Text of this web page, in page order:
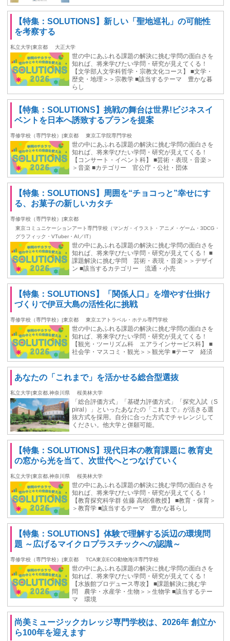
【特集：SOLUTIONS】新しい「聖地巡礼」の可能性
を考察する
私立大学|東京都 大正大学
世の中にあふれる課題の解決に挑む学問の面白さを
知れば、将来学びたい学問・研究が見えてくる！
【文学部人文学科哲学・宗教文化コース】 ■文学・
歴史・地理＞＞宗教学 ■該当するテーマ 豊かな暮
らし
【特集：SOLUTIONS】挑戦の舞台は世界!ビジネスイ
ベントを日本へ誘致するプランを提案
専修学校（専門学校）|東京都 東京工学院専門学校
世の中にあふれる課題の解決に挑む学問の面白さを
知れば、将来学びたい学問・研究が見えてくる！
【コンサート・イベント科】 ■芸術・表現・音楽＞
＞音楽 ■カテゴリー 官公庁・公社・団体
【特集：SOLUTIONS】周囲を“チョコっと”幸せにす
る、お菓子の新しいカタチ
専修学校（専門学校）|東京都
東京コミュニケーションアート専門学校（マンガ・イラスト・アニメ・ゲーム・3DCG・
グラフィック・VTuber・AI／IT）
世の中にあふれる課題の解決に挑む学問の面白さを
知れば、将来学びたい学問・研究が見えてくる！ ■
課題解決に挑む学問 芸術・表現・音楽＞＞デザイ
ン ■該当するカテゴリー 流通・小売
【特集：SOLUTIONS】「関係人口」を増やす仕掛け
づくりで伊豆大島の活性化に挑戦
専修学校（専門学校）|東京都 東京エアトラベル・ホテル専門学校
世の中にあふれる課題の解決に挑む学問の面白さを
知れば、将来学びたい学問・研究が見えてくる！
【観光・ツーリズム科 エアラインサービス科】 ■
社会学・マスコミ・観光＞＞観光学 ■テーマ 経済
あなたの「これまで」を活かせる総合型選抜
私立大学|東京都,神奈川県 桜美林大学
「総合評価方式」「基礎力評価方式」「探究入試（S
piral）」といったあなたの「これまで」が活きる選
抜方式を採用。自分に合った方式でチャレンジして
ください。他大学と併願可能。
【特集：SOLUTIONS】現代日本の教育課題に 教育史
の窓から光を当て、次世代へとつなげていく
私立大学|東京都,神奈川県 桜美林大学
世の中にあふれる課題の解決に挑む学問の面白さを
知れば、将来学びたい学問・研究が見えてくる！
【教育探究科学群 佐藤 高樹准教授】 ■教育・保育＞
＞教育学 ■該当するテーマ 豊かな暮らし
【特集：SOLUTIONS】体験で理解する浜辺の環境問
題 ～広げるマイクロプラスチックへの認識～
専修学校（専門学校）|東京都 TCA東京ECO動物海洋専門学校
世の中にあふれる課題の解決に挑む学問の面白さを
知れば、将来学びたい学問・研究が見えてくる！
【水族館プロデュース専攻】 ■課題解決に挑む学
問 農学・水産学・生物＞＞生物学 ■該当するテー
マ 環境
尚美ミュージックカレッジ専門学校は、2026年 創立か
ら100年を迎えます